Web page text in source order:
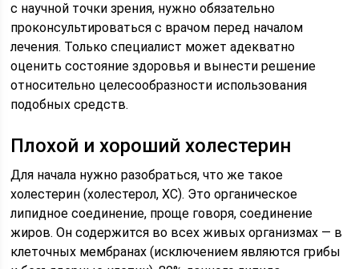
с научной точки зрения, нужно обязательно
проконсультироваться с врачом перед началом
лечения. Только специалист может адекватно
оценить состояние здоровья и вынести решение
относительно целесообразности использования
подобных средств.
Плохой и хороший холестерин
Для начала нужно разобраться, что же такое
холестерин (холестерол, ХС). Это органическое
липидное соединение, проще говоря, соединение
жиров. Он содержится во всех живых организмах — в
клеточных мембранах (исключением являются грибы